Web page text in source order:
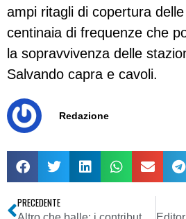
ampi ritagli di copertura
centinaia di frequenze che
la sopravvivenza delle
Salvando capra e cavoli.
Redazione
PRECEDENTE